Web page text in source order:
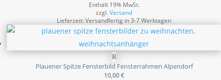
Enthält 19% MwSt.
zzgl.Versand
Lieferzeit: Versandfertig in 3-7 Werktagen
Plauener Spitze Fensterbild Fensterrahmen Alpendorf
10,00€